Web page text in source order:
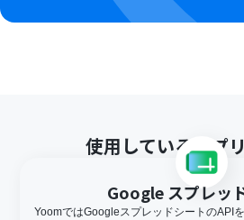
https://intercom.help/yoom/
間の無料トライアルを行うこと
ル中には制限対象のアプリやAI
使用することができます。
OCRデータは6,500文字以上の
使用しているアプ
Google スプレッ
YoomではGoogleスプレッドシートのAPI